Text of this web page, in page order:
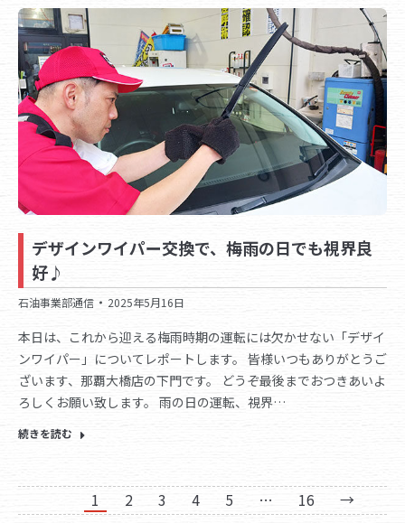
デザインワイパー交換で、梅雨の日でも視界良
好♪
石油事業部通信 2025年5月16日
本日は、これから迎える梅雨時期の運転には欠かせない「デザイ
ンワイパー」についてレポートします。 皆様いつもありがとうご
ざいます、那覇大橋店の下門です。 どうぞ最後までおつきあいよ
ろしくお願い致します。 雨の日の運転、視界…
続きを読む
1 2 3 4 5 … 16 →